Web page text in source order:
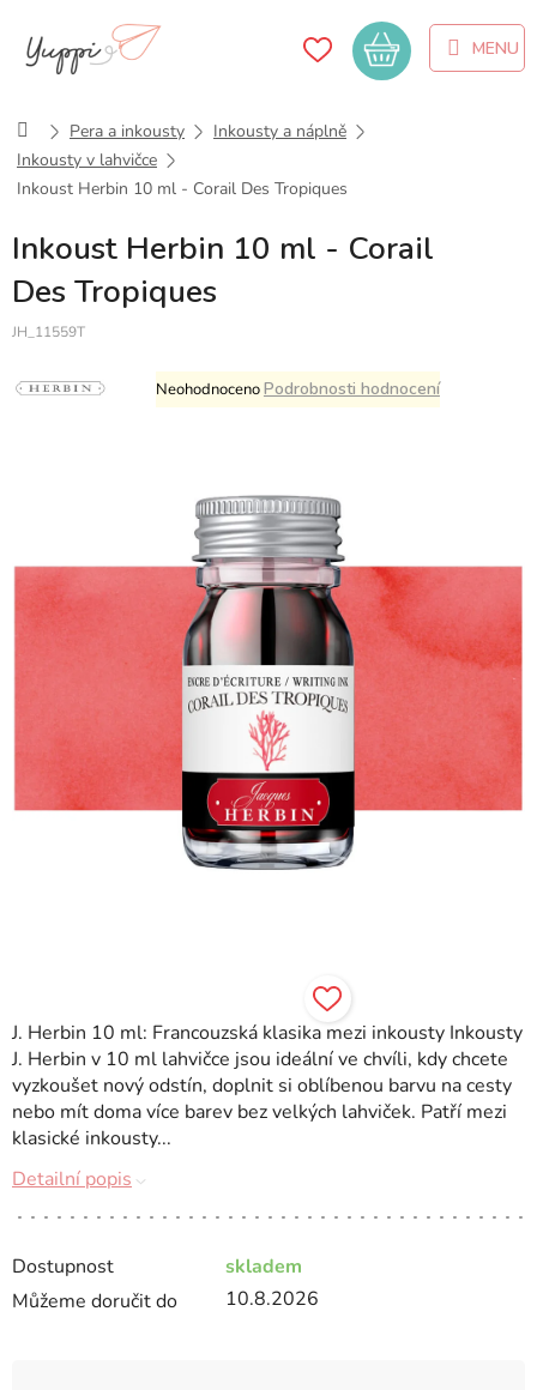
obsah
Nákupní
košík
DomůPera a inkousty
Inkousty a náplně
Inkousty v lahvičce
Inkoust Herbin 10 ml - Corail Des Tropiques
Inkoust Herbin 10 ml - Corail
Des Tropiques
JH_11559T
Průměrné
hodnocení
hvězdiček.
NeohodnocenoPodrobnosti hodnocení
Dostupnost
skladem
Můžeme doručit do
10.8.2026
J. Herbin 10 ml: Francouzská klasika mezi inkousty Inkousty
J. Herbin v 10 ml lahvičce jsou ideální ve chvíli, kdy chcete
vyzkoušet nový odstín, doplnit si oblíbenou barvu na cesty
nebo mít doma více barev bez velkých lahviček. Patří mezi
klasické inkousty...
Detailní popis